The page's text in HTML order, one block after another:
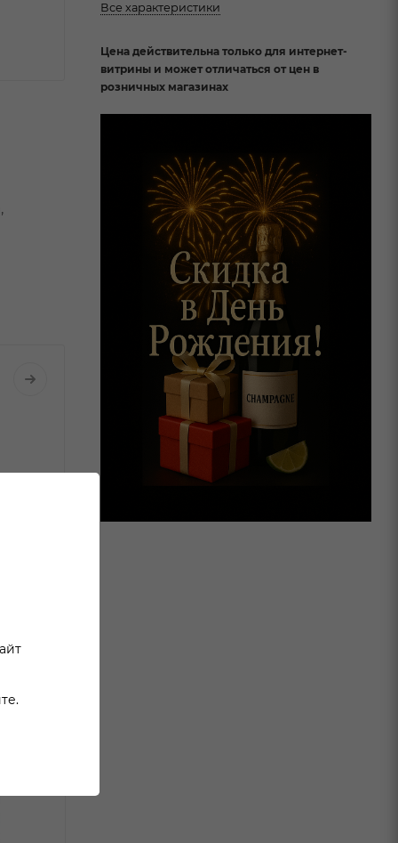
Все характеристики
Цена действительна только для интернет-
витрины и может отличаться от цен в
розничных магазинах